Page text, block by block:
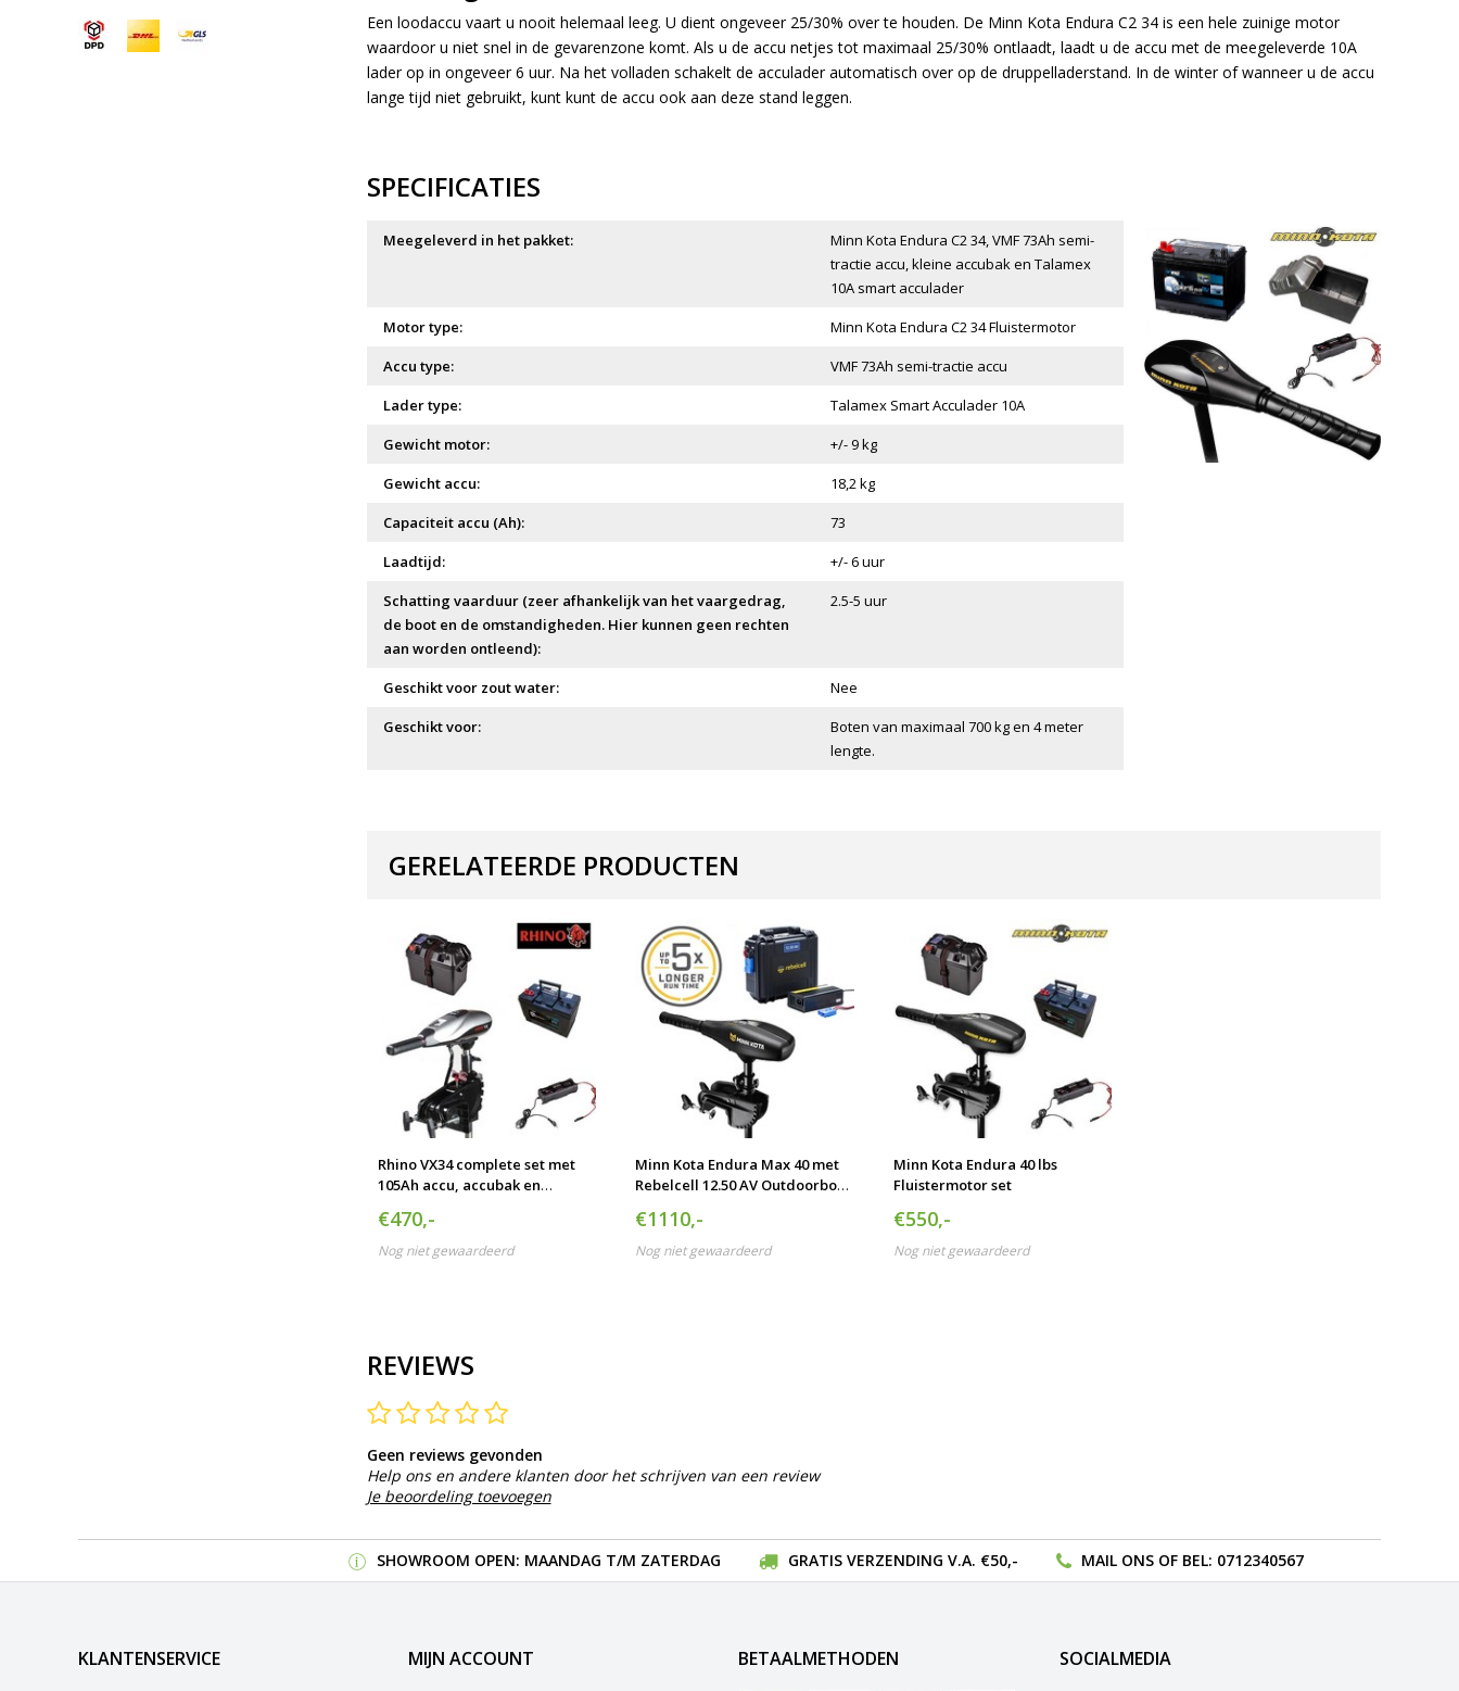
Een loodaccu vaart u nooit helemaal leeg. U dient ongeveer 25/30% over te houden. De Minn Kota Endura C2 34 is een hele zuinige motor
waardoor u niet snel in de gevarenzone komt. Als u de accu netjes tot maximaal 25/30% ontlaadt, laadt u de accu met de meegeleverde 10A
lader op in ongeveer 6 uur. Na het volladen schakelt de acculader automatisch over op de druppelladerstand. In de winter of wanneer u de accu
lange tijd niet gebruikt, kunt kunt de accu ook aan deze stand leggen.
SPECIFICATIES
Meegeleverd in het pakket:
Minn Kota Endura C2 34, VMF 73Ah semi-
tractie accu, kleine accubak en Talamex
10A smart acculader
Motor type:
Minn Kota Endura C2 34 Fluistermotor
Accu type:
VMF 73Ah semi-tractie accu
Lader type:
Talamex Smart Acculader 10A
Gewicht motor:
+/- 9 kg
Gewicht accu:
18,2 kg
Capaciteit accu (Ah):
73
Laadtijd:
+/- 6 uur
Schatting vaarduur (zeer afhankelijk van het vaargedrag,
de boot en de omstandigheden. Hier kunnen geen rechten
aan worden ontleend):
2.5-5 uur
Geschikt voor zout water:
Nee
Geschikt voor:
Boten van maximaal 700 kg en 4 meter
lengte.
GERELATEERDE PRODUCTEN
Rhino VX34 complete set met
105Ah accu, accubak en
€470,-
Nog niet gewaardeerd
Minn Kota Endura Max 40 met
Rebelcell 12.50 AV Outdoorbox
€1110,-
Nog niet gewaardeerd
Minn Kota Endura 40 lbs
Fluistermotor set
€550,-
Nog niet gewaardeerd
REVIEWS
Geen reviews gevonden
Help ons en andere klanten door het schrijven van een review
Je beoordeling toevoegen
SHOWROOM OPEN: MAANDAG T/M ZATERDAG GRATIS VERZENDING V.A. €50,- MAIL ONSOF BEL: 0712340567
KLANTENSERVICE MIJN ACCOUNT BETAALMETHODEN SOCIALMEDIA